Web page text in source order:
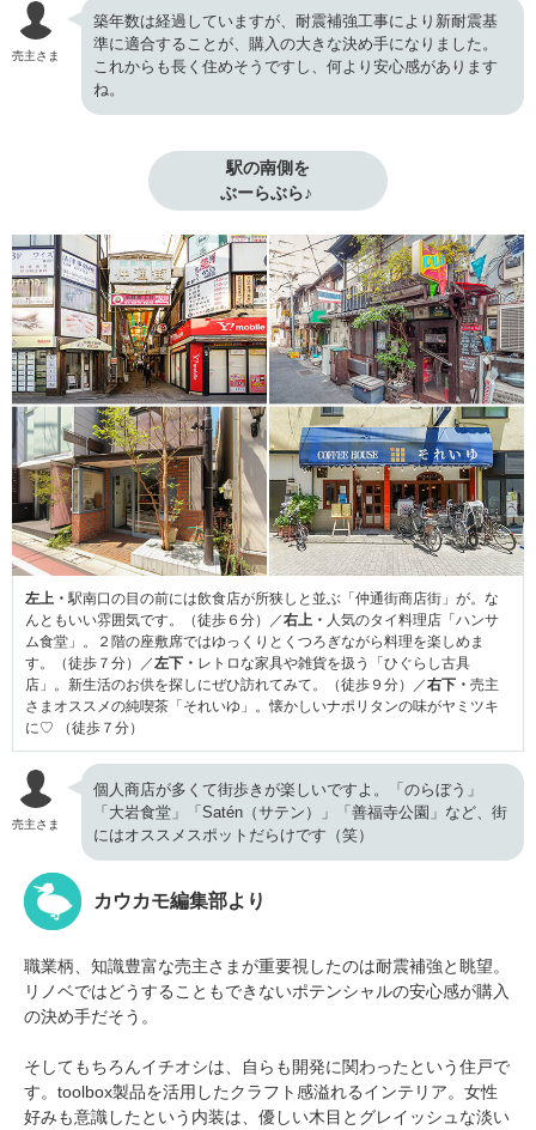
売主さま
築年数は経過していますが、耐震補強工事により新耐震基
準に適合することが、購入の大きな決め手になりました。
これからも長く住めそうですし、何より安心感があります
ね。
駅の南側を
ぶーらぶら♪
左上・駅南口の目の前には飲食店が所狭しと並ぶ「仲通街商店街」が。な
んともいい雰囲気です。（徒歩６分）／右上・ 人気のタイ料理店「ハンサ
ム食堂」。２階の座敷席ではゆっくりとくつろぎながら料理を楽しめま
す。（徒歩７分）／左下・ レトロな家具や雑貨を扱う「ひぐらし古具
店」。新生活のお供を探しにぜひ訪れてみて。（徒歩９分）／右下・ 売主
さまオススメの純喫茶「それいゆ」。懐かしいナポリタンの味がヤミツキ
に♡ （徒歩７分）
売主さま
個人商店が多くて街歩きが楽しいですよ。「のらぼう」
「大岩食堂」「Satén（サテン）」「善福寺公園」など、街
にはオススメスポットだらけです（笑）
カウカモ編集部より
職業柄、知識豊富な売主さまが重要視したのは耐震補強と眺望。
リノベではどうすることもできないポテンシャルの安心感が購入
の決め手だそう。
そしてもちろんイチオシは、自らも開発に関わったという住戸で
す。toolbox製品を活用したクラフト感溢れるインテリア。女性
好みも意識したという内装は、優しい木目とグレイッシュな淡い